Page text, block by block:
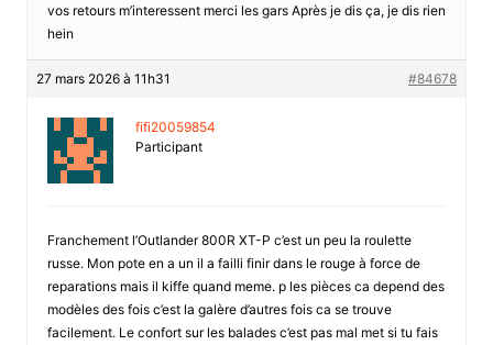
vos retours m’interessent merci les gars Après je dis ça, je dis rien
hein
27 mars 2026 à 11h31 #84678
fifi20059854
Participant
Franchement l’Outlander 800R XT-P c’est un peu la roulette
russe. Mon pote en a un il a failli finir dans le rouge à force de
reparations mais il kiffe quand meme. p les pièces ca depend des
modèles des fois c’est la galère d’autres fois ca se trouve
facilement. Le confort sur les balades c’est pas mal met si tu fais